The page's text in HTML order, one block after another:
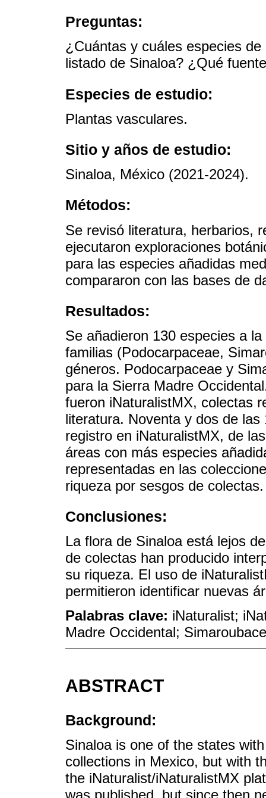
Preguntas:
¿Cuántas y cuáles especies
listado de Sinaloa? ¿Qué
Especies de estudio:
Plantas vasculares.
Sitio y años de estudio:
Sinaloa, México (2021-2024).
Métodos:
Se revisó literatura, herbarios,
ejecutaron exploraciones
para las especies añadidas
compararon con las bases de
Resultados:
Se añadieron 130 especies a
familias (Podocarpaceae,
géneros. Podocarpaceae y
para la Sierra Madre
fueron iNaturalistMX, colectas
literatura. Noventa y dos de
registro en iNaturalistMX, de
áreas con más especies
representadas en las
riqueza por sesgos de colectas.
Conclusiones:
La flora de Sinaloa está lejos
de colectas han producido
su riqueza. El uso de
permitieron identificar nuevas
Palabras clave: iNaturalist;
Madre Occidental;
ABSTRACT
Background:
Sinaloa is one of the states
collections in Mexico, but with
the iNaturalist/iNaturalistMX
was published, but since then